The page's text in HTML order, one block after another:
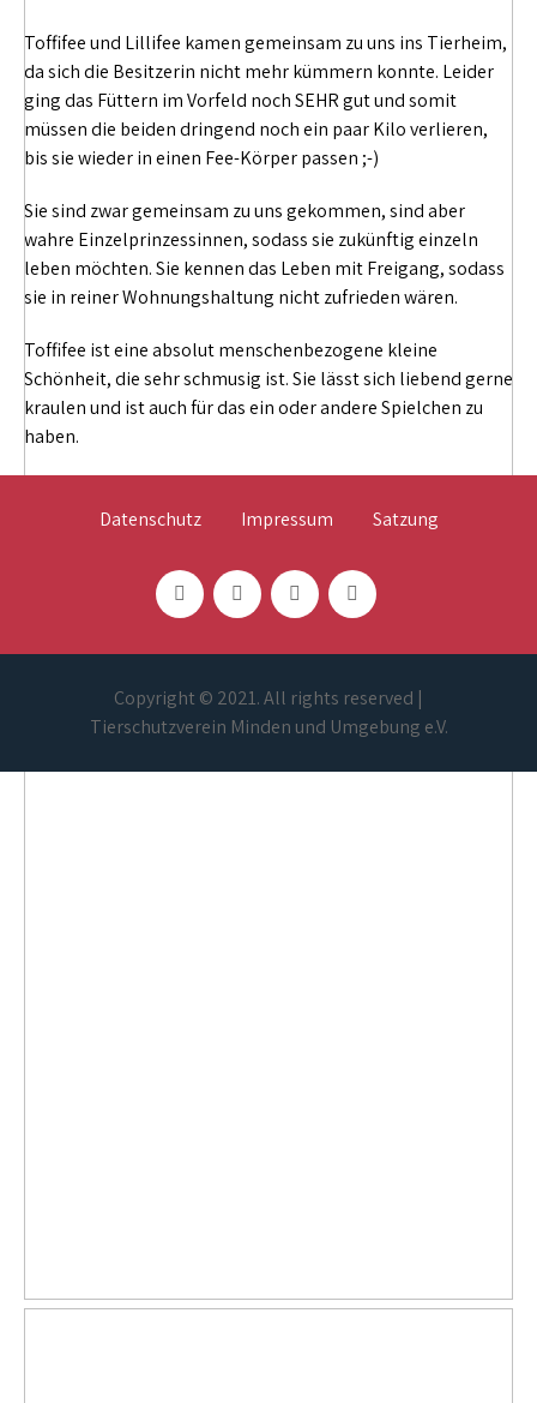
Toffifee und Lillifee kamen gemeinsam zu uns ins Tierheim,
da sich die Besitzerin nicht mehr kümmern konnte. Leider
ging das Füttern im Vorfeld noch SEHR gut und somit
müssen die beiden dringend noch ein paar Kilo verlieren,
bis sie wieder in einen Fee-Körper passen ;-)
Sie sind zwar gemeinsam zu uns gekommen, sind aber
wahre Einzelprinzessinnen, sodass sie zukünftig einzeln
leben möchten. Sie kennen das Leben mit Freigang, sodass
sie in reiner Wohnungshaltung nicht zufrieden wären.
Toffifee ist eine absolut menschenbezogene kleine
Schönheit, die sehr schmusig ist. Sie lässt sich liebend gerne
kraulen und ist auch für das ein oder andere Spielchen zu
haben.
Datenschutz Impressum Satzung
Copyright © 2021. All rights reserved |
Tierschutzverein Minden und Umgebung e.V.